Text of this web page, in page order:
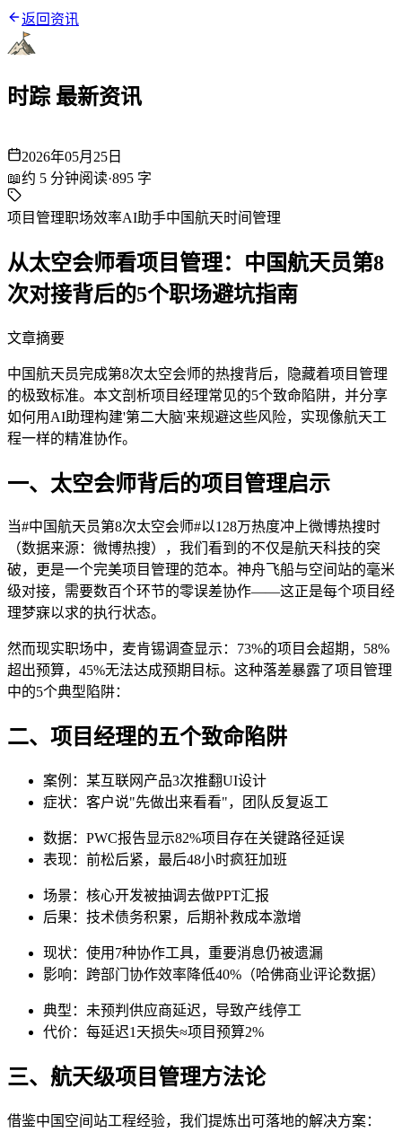
返回资讯
时踪 最新资讯
2026年05月25日
📖约 5 分钟阅读·895 字
项目管理职场效率AI助手中国航天时间管理
从太空会师看项目管理：中国航天员第8
次对接背后的5个职场避坑指南
文章摘要
中国航天员完成第8次太空会师的热搜背后，隐藏着项目管理
的极致标准。本文剖析项目经理常见的5个致命陷阱，并分享
如何用AI助理构建'第二大脑'来规避这些风险，实现像航天工
程一样的精准协作。
一、太空会师背后的项目管理启示
当#中国航天员第8次太空会师#以128万热度冲上微博热搜时
（数据来源：微博热搜），我们看到的不仅是航天科技的突
破，更是一个完美项目管理的范本。神舟飞船与空间站的毫米
级对接，需要数百个环节的零误差协作——这正是每个项目经
理梦寐以求的执行状态。
然而现实职场中，麦肯锡调查显示：73%的项目会超期，58%
超出预算，45%无法达成预期目标。这种落差暴露了项目管理
中的5个典型陷阱：
二、项目经理的五个致命陷阱
案例：某互联网产品3次推翻UI设计
症状：客户说"先做出来看看"，团队反复返工
数据：PWC报告显示82%项目存在关键路径延误
表现：前松后紧，最后48小时疯狂加班
场景：核心开发被抽调去做PPT汇报
后果：技术债务积累，后期补救成本激增
现状：使用7种协作工具，重要消息仍被遗漏
影响：跨部门协作效率降低40%（哈佛商业评论数据）
典型：未预判供应商延迟，导致产线停工
代价：每延迟1天损失≈项目预算2%
三、航天级项目管理方法论
借鉴中国空间站工程经验，我们提炼出可落地的解决方案：